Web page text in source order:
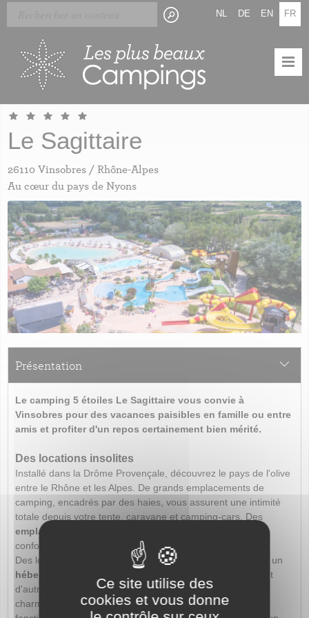
Skip
main
FR
EN
DE
NL
Le Sagittaire
26110 Vinsobres / Rhône-Alpes
Au cœur du pays de Nyons
Présentation
Le camping 5 étoiles Le Sagittaire vous convie à
Vinsobres pour des vacances paisibles en famille ou entre
amis et profiter d'un repos certainement bien mérité.
Des locations insolites
Installé dans la Drôme Provençale, découvrez le pays de l'olive
entre le Rhône et les Alpes. De grands emplacements de
camping, encadrés par des haies, vous assurent une intimité
totale depuis votre tente, caravane et camping-cars. Des
emplacements premiums
vous proposent encore plus de
confort.
Des locations sont également disponibles. Retrouvez ainsi un
hébergement atypique
comme le Bateau de Politicator, et
d'autres surprises telles que la tente tipi et la roulotte. De
charmants chalets traditionnels et des mobile-homes
Panneau de gestion des cookies
Ce site utilise des
cookies et vous donne